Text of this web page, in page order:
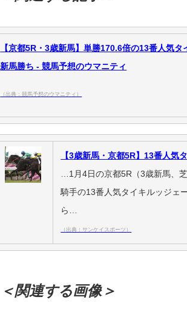
【京都5R・3歳新馬】単勝170.6倍の13番人気
新馬勝ち - 競馬予想のウマニティ
（出典：競馬予想のウマニティ）
【3歳新馬・京都5R】13番人気
…1月4日の京都5R（3歳新馬、
騎手の13番人気タイキルッジェ
ら…
（出典：サンケイスポーツ）
＜関連する画像＞